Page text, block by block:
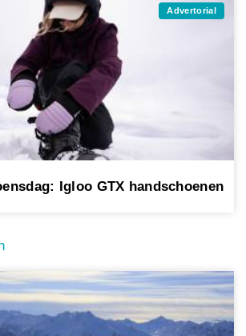
Advertorial
Igloo GTX handschoenen